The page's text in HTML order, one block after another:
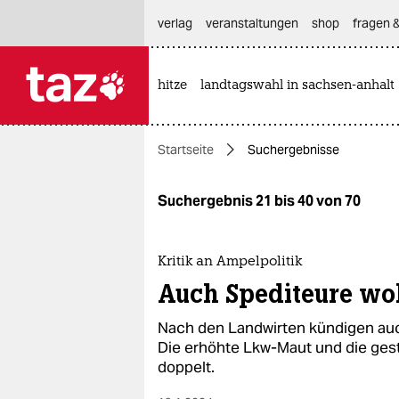
themen
politik
gesellschaft
kultur
sport
verlag
veranstaltungen shop fragen
hitze landtagswahl in sachsen-anhalt
Startseite Suchergebnisse
Suchergebnis 21 bis 40 von 70
Kritik an Ampelpolitik
Auch Spediteure
Nach den Landwirten kündigen
Die erhöhte Lkw-Maut und die
doppelt.